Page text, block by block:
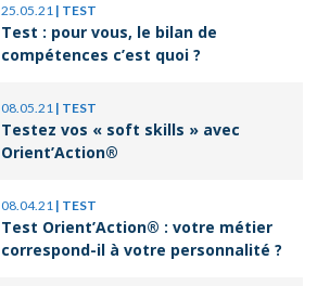
25.05.21 | TEST
Test : pour vous, le bilan de
compétences c’est quoi ?
08.05.21 | TEST
Testez vos « soft skills » avec
Orient’Action®
08.04.21 | TEST
Test Orient’Action® : votre métier
correspond-il à votre personnalité ?